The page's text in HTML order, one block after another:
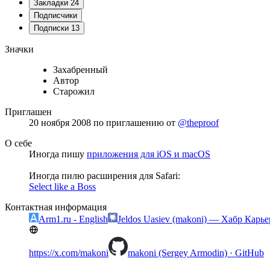
Закладки 24
Подписчики
Подписки 13
Значки
Захабренный
Автор
Старожил
Приглашен
20 ноября 2008 по приглашению от @theproof
О себе
Иногда пишу приложения для iOS и macOS
Иногда пилю расширения для Safari:
Select like a Boss
Контактная информация
Arm1.ru - English
Jeldos Uasiev (makoni) — Хабр
https://x.com/makoni
makoni (Sergey Armodin) · GitHub